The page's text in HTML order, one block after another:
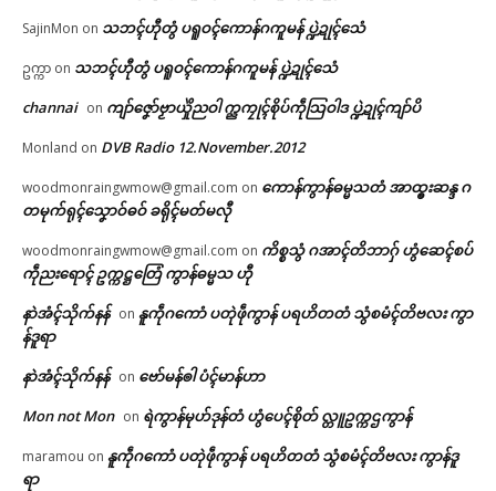
SajinMon on သဘၚ်ဟီုတွံ ပရူဝၚ်ကောန်ဂကူမန် ပ္ဍဲဍုၚ်သေံ
ဥက္ကာ on သဘၚ်ဟီုတွံ ပရူဝၚ်ကောန်ဂကူမန် ပ္ဍဲဍုၚ်သေံ
channai on ကျာ်ဇၞော်ဗၟာယှိုဲညဝါ က္ညကၠုၚ်စိုပ်ကဵုသြဝါဒ ပ္ဍဲဍုၚ်ကျာ်ပိ
Monland on DVB Radio 12.November.2012
woodmonraingwmow@gmail.com on ကောန်ကွာန်ဓမ္မသတံ အာထ္ၜးဆန္ဒ ဂ
တမုက်ရုၚ်သၞောဝ်ဓဝ် ခရိုၚ်မတ်မလီု
woodmonraingwmow@gmail.com on ကိစ္စသွံ ဂအာၚ်တိဘာဂှ် ဟွံဆေၚ်စပ်
ကဵုညးရောၚ် ဥက္ကဋ္ဌတြေံ ကွာန်ဓမ္မသ ဟီု
နာဲအံၚ်သိုက်နန် on နူကဵုဂကောံ ပတုဲဖဵုကွာန် ပရဟိတတံ သွံစမံၚ်တိဗလး ကွာ
န်ဒူရာ
နာဲအံၚ်သိုက်နန် on ဗော်မန်ၜါ ပံၚ်မာန်ဟာ
Mon not Mon on ရဲကွာန်မုဟ်ဒုန်တံ ဟွံပေၚ်စိုတ် လ္တူဥက္ကဌကွာန်
maramou on နူကဵုဂကောံ ပတုဲဖဵုကွာန် ပရဟိတတံ သွံစမံၚ်တိဗလး ကွာန်ဒူ
ရာ